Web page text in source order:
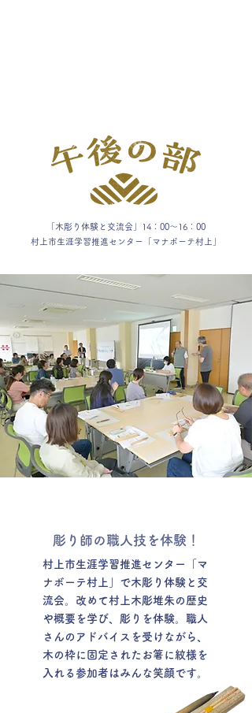
「木彫り体験と交流会」14：00～16：00
村上市生涯学習推進センター「マナボーテ村上」
彫り師の職人技を体験！
村上市生涯学習推進センター「マ
ナボーテ村上」で木彫り体験と交
流会。改めて村上木彫堆朱の歴史
や概要を学び、彫りを体験。職人
さんのアドバイスを受けながら、
木の枠に固定されたお箸に紋様を
入れる参加者はみんな笑顔です。